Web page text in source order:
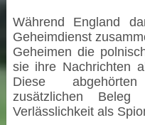
Während England
Geheimdienst
Geheimen die
sie ihre Nachrichten
Diese
zusätzlichen
Verlässlichkeit als